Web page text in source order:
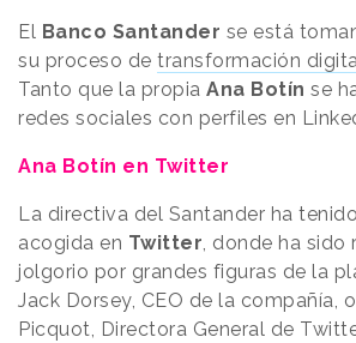
El Banco Santander se está
su proceso de transformación
Tanto que la propia Ana Botín se
redes sociales con perfiles en
Ana Botín en Twitter
La directiva del Santander ha
acogida en Twitter, donde ha sido
jolgorio por grandes figuras de la
Jack Dorsey, CEO de la compañía,
Picquot, Directora General de